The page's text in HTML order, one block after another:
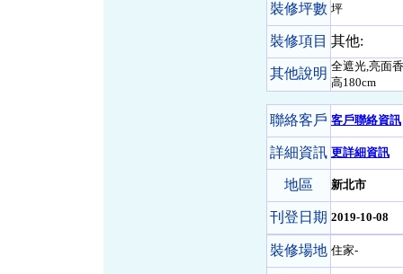
裝修坪數 坪
裝修項目 其他:
其他說明 全遮光,亮面
高180cm
聯絡客戶 客戶聯絡資訊
詳細資訊 更詳細資訊
地區 新北市
刊登日期 2019-10-08
裝修場地 住家-